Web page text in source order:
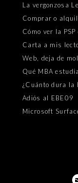
La vergonzosa
Comprar o
Cómo ver la
Carta a mis
Web, deja de
Qué MBA
¿Cuánto dura la
Adiós al EBE09
Microsoft